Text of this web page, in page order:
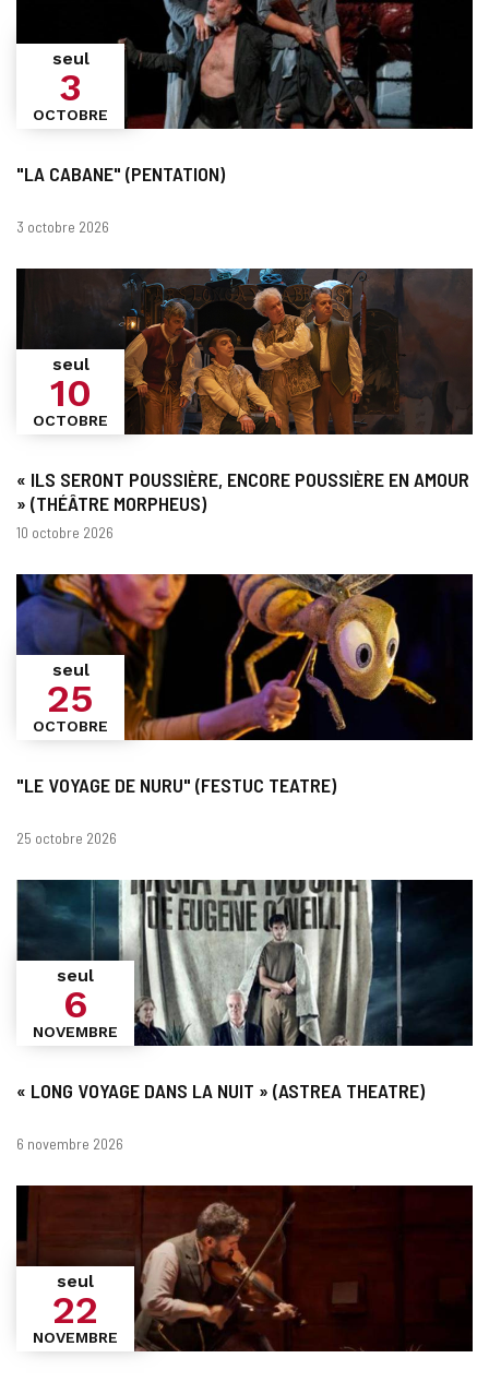
"LA CABANE" (PENTATION)
seul
3
OCTOBRE
Dates
3 octobre 2026
« ILS SERONT POUSSIÈRE, ENCORE POUSSIÈRE EN AMOUR
» (THÉÂTRE MORPHEUS)
seul
10
OCTOBRE
Dates
10 octobre 2026
"LE VOYAGE DE NURU" (FESTUC TEATRE)
seul
25
OCTOBRE
Dates
25 octobre 2026
« LONG VOYAGE DANS LA NUIT » (ASTREA THEATRE)
seul
6
NOVEMBRE
Dates
6 novembre 2026
seul
22
NOVEMBRE